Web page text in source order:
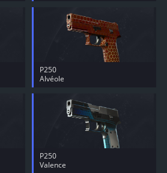
P250
Alvéole
P250
Valence